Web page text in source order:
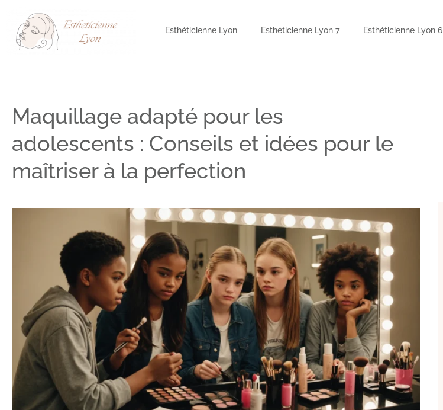
Esthéticienne Lyon Esthéticienne Lyon 7 Esthéticienne Lyon 6
Maquillage adapté pour les
adolescents : Conseils et idées pour le
maîtriser à la perfection